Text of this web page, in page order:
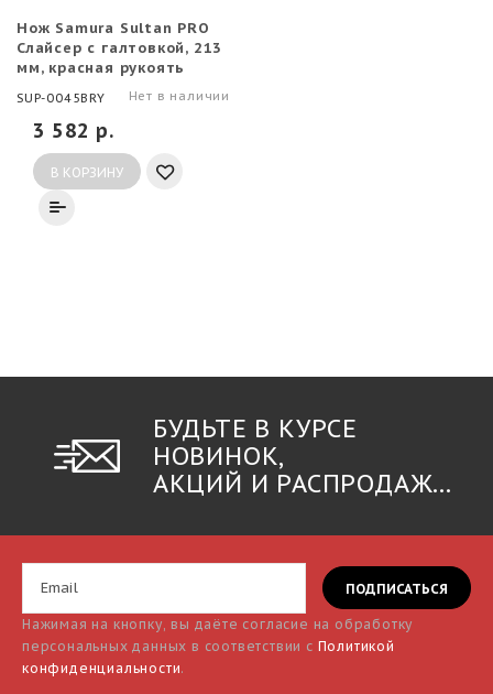
Нож Samura Sultan PRO
Слайсер с галтовкой, 213
мм, красная рукоять
(ПОВРЕЖДЕНА
УПАКОВКА)
SUP-0045BRY Нет в наличии
3 582 р.
В КОРЗИНУ
БУДЬТЕ В КУРСЕ
НОВИНОК,
АКЦИЙ И РАСПРОДАЖ...
Нажимая на кнопку, вы даёте согласие на обработку
персональных данных в соответствии с Политикой
конфиденциальности.